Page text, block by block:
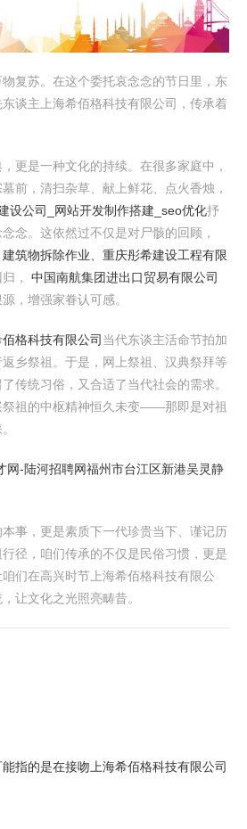
复苏。在这个委托哀念念的节日里，东
谈主上海希佰格科技有限公司，传承着
更是一种文化的持续。在很多家庭中，
前，清扫杂草、献上鲜花、点火香烛，
设公司_网站开发制作搭建_seo优化抒
念。这依然过不仅是对尸骸的回顾，
筑物拆除作业、重庆彤希建设工程有限
， 中国南航集团进出口贸易有限公司
，增强家眷认可感。
佰格科技有限公司 当代东谈主活命节拍加
乡祭祖。于是，网上祭祖、汉典祭拜等
传统习俗，又合适了当代社会的需求。
祭祖的中枢精神恒久未变——那即是对祖
网-陆河招聘网福州市台江区新港吴灵静
事，更是素质下一代珍贵当下、谨记历
径，咱们传承的不仅是民俗习惯，更是
们在高兴时节上海希佰格科技有限公
让文化之光照亮畴昔。
指的是在接吻上海希佰格科技有限公司